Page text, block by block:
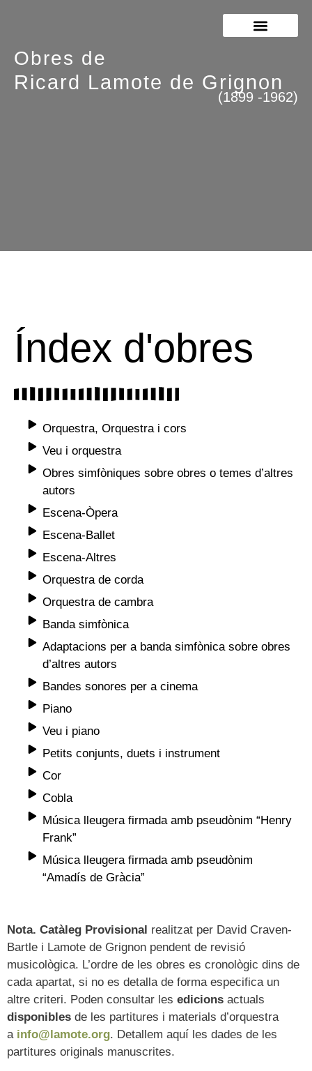
Obres de
Ricard Lamote de Grignon
(1899 -1962)
Índex d'obres
Orquestra, Orquestra i cors
Veu i orquestra
Obres simfòniques sobre obres o temes d’altres
autors
Escena-Òpera
Escena-Ballet
Escena-Altres
Orquestra de corda
Orquestra de cambra
Banda simfònica
Adaptacions per a banda simfònica sobre obres
d’altres autors
Bandes sonores per a cinema
Piano
Veu i piano
Petits conjunts, duets i instrument
Cor
Cobla
Música lleugera firmada amb pseudònim “Henry
Frank”
Música lleugera firmada amb pseudònim
“Amadís de Gràcia”
Nota. Catàleg Provisional realitzat per David Craven-
Bartle i Lamote de Grignon pendent de revisió
musicològica. L’ordre de les obres es cronològic dins de
cada apartat, si no es detalla de forma especifica un
altre criteri. Poden consultar les edicions actuals
disponibles de les partitures i materials d’orquestra
a info@lamote.org. Detallem aquí les dades de les
partitures originals manuscrites.